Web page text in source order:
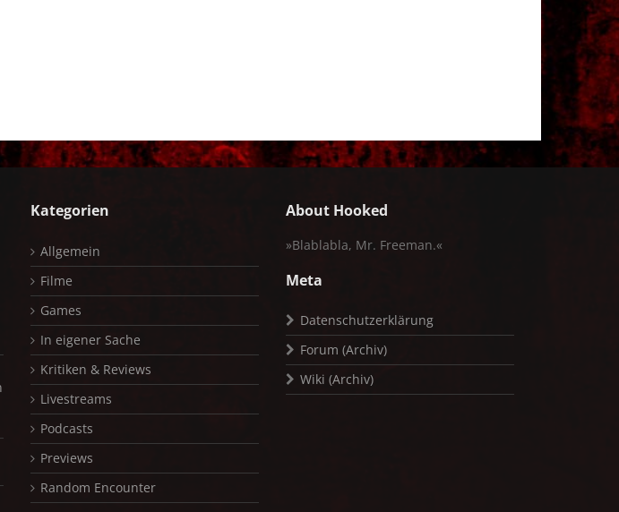
Kategorien
Allgemein
Filme
Games
In eigener Sache
Kritiken & Reviews
Livestreams
Podcasts
Previews
Random Encounter
About Hooked
»Blablabla, Mr. Freeman.«
Meta
Datenschutzerklärung
Forum (Archiv)
Wiki (Archiv)